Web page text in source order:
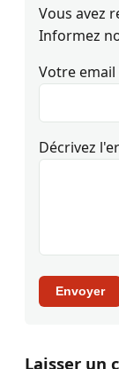
Vous avez
Informez
Votre
Décrivez
Envoyer
Laisser un